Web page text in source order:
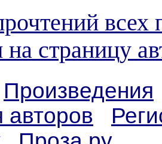
всех
на страницу
Произведения
авторов